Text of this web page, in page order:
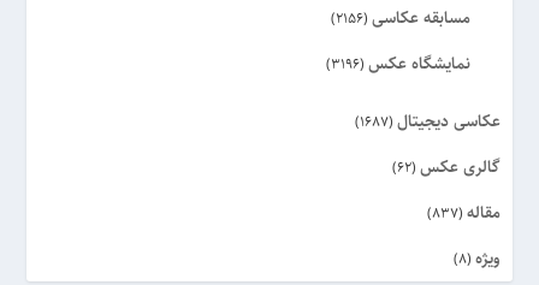
مسابقه عکاسی (2156)
نمایشگاه عکس (3196)
عکاسی دیجیتال (1687)
گالری عکس (62)
مقاله (837)
ویژه (8)